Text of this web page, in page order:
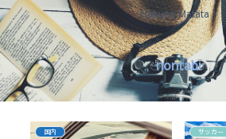
Hakuna Matata !
nontabi
国内 サッカー